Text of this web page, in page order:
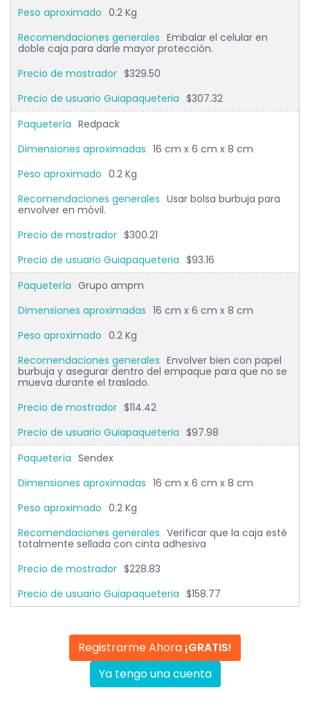
0.2 Kg
Embalar el celular en
doble caja para darle mayor protección.
$329.50
$307.32
Redpack
16 cm x 6 cm x 8 cm
0.2 Kg
Usar bolsa burbuja para
envolver en móvil.
$300.21
$93.16
Grupo ampm
16 cm x 6 cm x 8 cm
0.2 Kg
Envolver bien con papel
burbuja y asegurar dentro del empaque para que no se
mueva durante el traslado.
$114.42
$97.98
Sendex
16 cm x 6 cm x 8 cm
0.2 Kg
Verificar que la caja esté
totalmente sellada con cinta adhesiva
$228.83
$158.77
Registrarme Ahora ¡GRATIS!
Ya tengo una cuenta